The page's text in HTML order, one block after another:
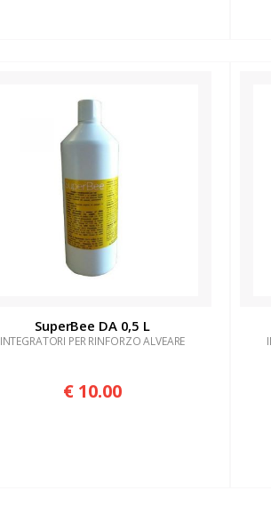
SuperBee DA 0,5 L
INTEGRATORI PER RINFORZO ALVEARE
€ 10.00